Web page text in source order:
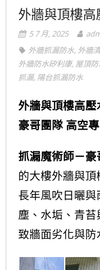
聯絡我們
外牆與頂樓
5 7 月, 2025
外牆抓漏防水, 外牆
外牆防水矽利康, 屋頂
抓漏, 陽台抓漏防水
外牆與頂樓高壓
豪哥團隊 高空
抓漏魔術師－豪
的大樓外牆與頂
長年風吹日曬
塵、水垢、青
致牆面劣化與防